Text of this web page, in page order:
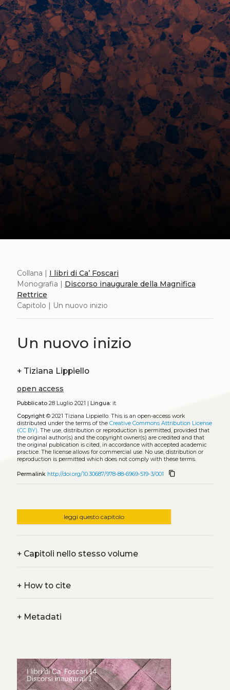
Collana | I libri di Ca’ Foscari
Monografia | Discorso inaugurale della Magnifica
Rettrice
Capitolo | Un nuovo inizio
Un nuovo inizio
+ Tiziana Lippiello
open access
Pubblicato28 Luglio 2021 | Lingua:it
Copyright© 2021 Tiziana Lippiello. This is an open-access work
distributed under the terms of the Creative Commons Attribution License
(CC BY). The use, distribution or reproduction is permitted, provided that
the original author(s) and the copyright owner(s) are credited and that
the original publication is cited, in accordance with accepted academic
practice. The license allows for commercial use. No use, distribution or
reproduction is permitted which does not comply with these terms.
Permalink http://doi.org/10.30687/978-88-6969-519-3/001 content_copy
leggi questo capitolo
+Capitoli nello stesso volume
+How to cite
+Metadati